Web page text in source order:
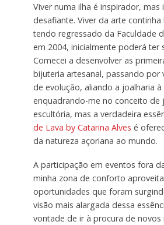
Viver numa ilha é inspirador, mas
desafiante. Viver da arte continha
tendo regressado da Faculdade
em 2004, inicialmente poderá ter
Comecei a desenvolver as
bijuteria artesanal, passando por
de evolução, aliando a joalharia à
enquadrando-me no conceito de
escultória, mas a verdadeira
de Lava by Catarina Alves é
da natureza açoriana ao mundo.
A participação em eventos fora
minha zona de conforto
oportunidades que foram
visão mais alargada dessa
vontade de ir à procura de novos